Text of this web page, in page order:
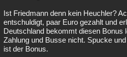
Ist Friedmann denn kein Heuchler?
entschuldigt, paar Euro gezahlt und
Deutschland bekommt diesen Bonus
Zahlung und Busse nicht. Spucke
ist der Bonus.